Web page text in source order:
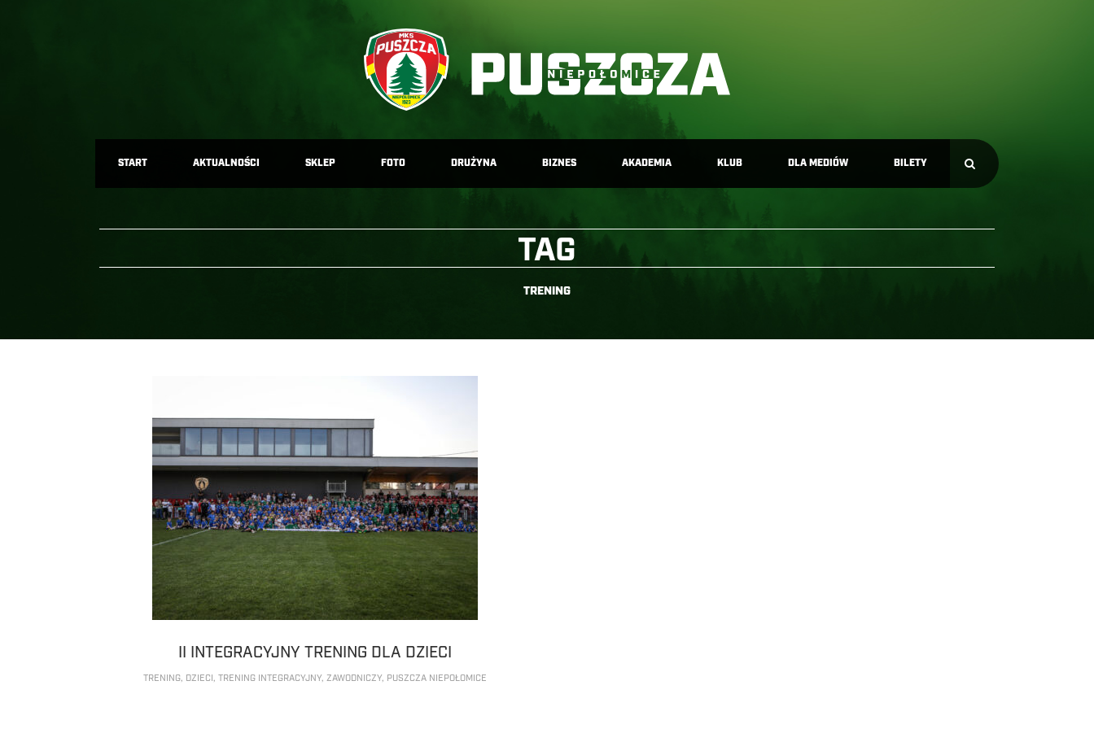
START AKTUALNOŚCI SKLEP FOTO DRUŻYNA BIZNES AKADEMIA KLUB DLA MEDIÓW BILETY
TAG
TRENING
II INTEGRACYJNY TRENING DLA DZIECI
TRENING, DZIECI , TRENING INTEGRACYJNY, ZAWODNICZY, PUSZCZA NIEPOŁOMICE